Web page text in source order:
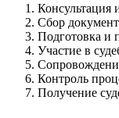
Консультация
Сбор
Подготовка и
Участие в
Контроль
Получение